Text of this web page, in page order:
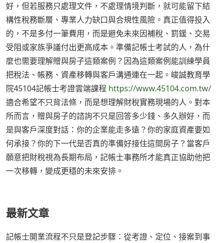
好，但若服務只處理文件，不處理情境判斷，就可能留下結
構性稅務斷層、專業人力缺口與合規性風險。真正值得投入
的，不是多付一筆費用，而是避免未來因補稅、罰鍰、交易
受阻或家族爭議付出更高成本。準備記帳士考試的人，為什
麼也需要理解贈與房子這類案例？因為這類案例能訓練學員
把稅法、帳務、資產移轉與客戶溝通連在一起。峻誠教育學
院45104記帳士考證雲端課程 https://www.45104.com.tw/
適合希望不只背法條，而是想理解財稅實務現場的人。對本
所而言，贈與房子的諮詢不只是回答多少錢、多久辦好，而
是與客戶深度對話：你的企業能走多遠？你的家庭資產要如
何承接？你的下一代是否真的準備好接住這間房子？當客戶
願意把財稅視為長期布局，記帳士事務所才能真正協助他把
一次移轉，變成更穩的未來安排。
最新文章
記帳士開業流程不只是登記步驟：從考證、定位、接案到事